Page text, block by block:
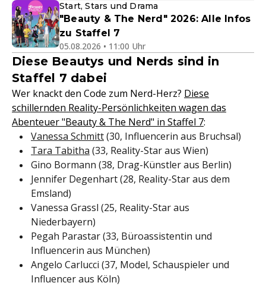
Start, Stars und Drama
"Beauty & The Nerd" 2026: Alle Infos
zu Staffel 7
05.08.2026 • 11:00 Uhr
Diese Beautys und Nerds sind in
Staffel 7 dabei
Wer knackt den Code zum Nerd-Herz? Diese
schillernden Reality-Persönlichkeiten wagen das
Abenteuer "Beauty & The Nerd" in Staffel 7:
Vanessa Schmitt(30, Influencerin aus Bruchsal)
Tara Tabitha (33, Reality-Star aus Wien)
Gino Bormann (38, Drag-Künstler aus Berlin)
Jennifer Degenhart (28, Reality-Star aus dem
Emsland)
Vanessa Grassl (25, Reality-Star aus
Niederbayern)
Pegah Parastar (33, Büroassistentin und
Influencerin aus München)
Angelo Carlucci (37, Model, Schauspieler und
Influencer aus Köln)